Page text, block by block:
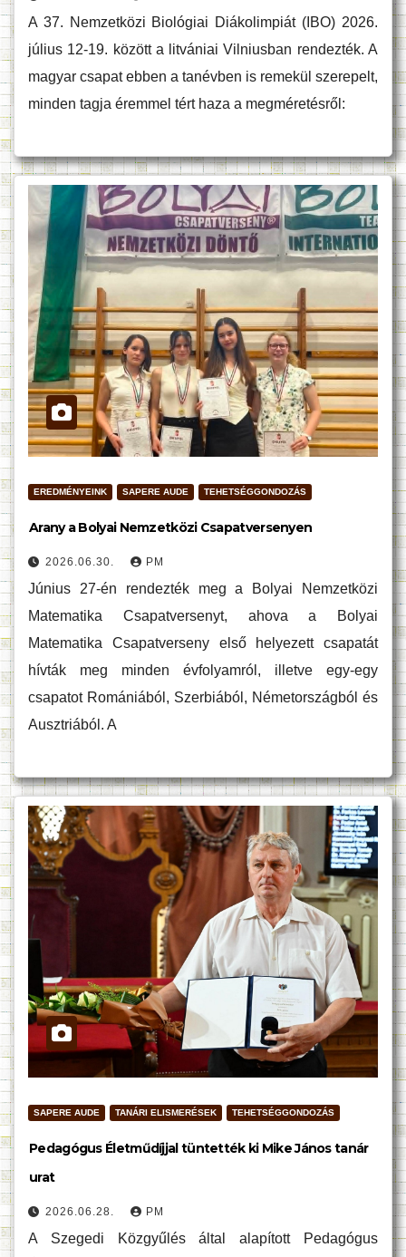
A 37. Nemzetközi Biológiai Diákolimpiát (IBO) 2026.
július 12-19. között a litvániai Vilniusban rendezték. A
magyar csapat ebben a tanévben is remekül szerepelt,
minden tagja éremmel tért haza a megméretésről:
EREDMÉNYEINK SAPERE AUDE TEHETSÉGGONDOZÁS
Arany a Bolyai Nemzetközi Csapatversenyen
2026.06.30. PM
Június 27-én rendezték meg a Bolyai Nemzetközi
Matematika Csapatversenyt, ahova a Bolyai
Matematika Csapatverseny első helyezett csapatát
hívták meg minden évfolyamról, illetve egy-egy
csapatot Romániából, Szerbiából, Németországból és
Ausztriából. A
SAPERE AUDE TANÁRI ELISMERÉSEK TEHETSÉGGONDOZÁS
Pedagógus Életműdíjjal tüntették ki Mike János tanár
urat
2026.06.28. PM
A Szegedi Közgyűlés által alapított Pedagógus